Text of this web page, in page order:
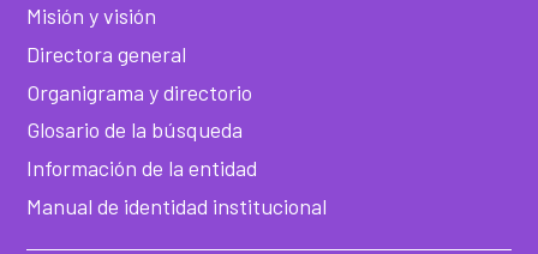
Misión y visión
Directora general
Organigrama y directorio
Glosario de la búsqueda
Información de la entidad
Manual de identidad institucional